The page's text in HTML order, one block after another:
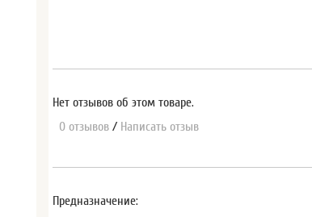
Нет отзывов об этом товаре.
0 отзывов / Написать отзыв
Предназначение: